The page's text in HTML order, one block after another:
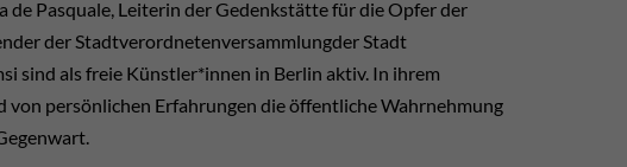
de Pasquale, Leiterin der Gedenkstätte für die Opfer der
der Stadtverordnetenversammlungder Stadt
sind als freie Künstler*innen in Berlin aktiv. In ihrem
von persönlichen Erfahrungen die öffentliche Wahrnehmung